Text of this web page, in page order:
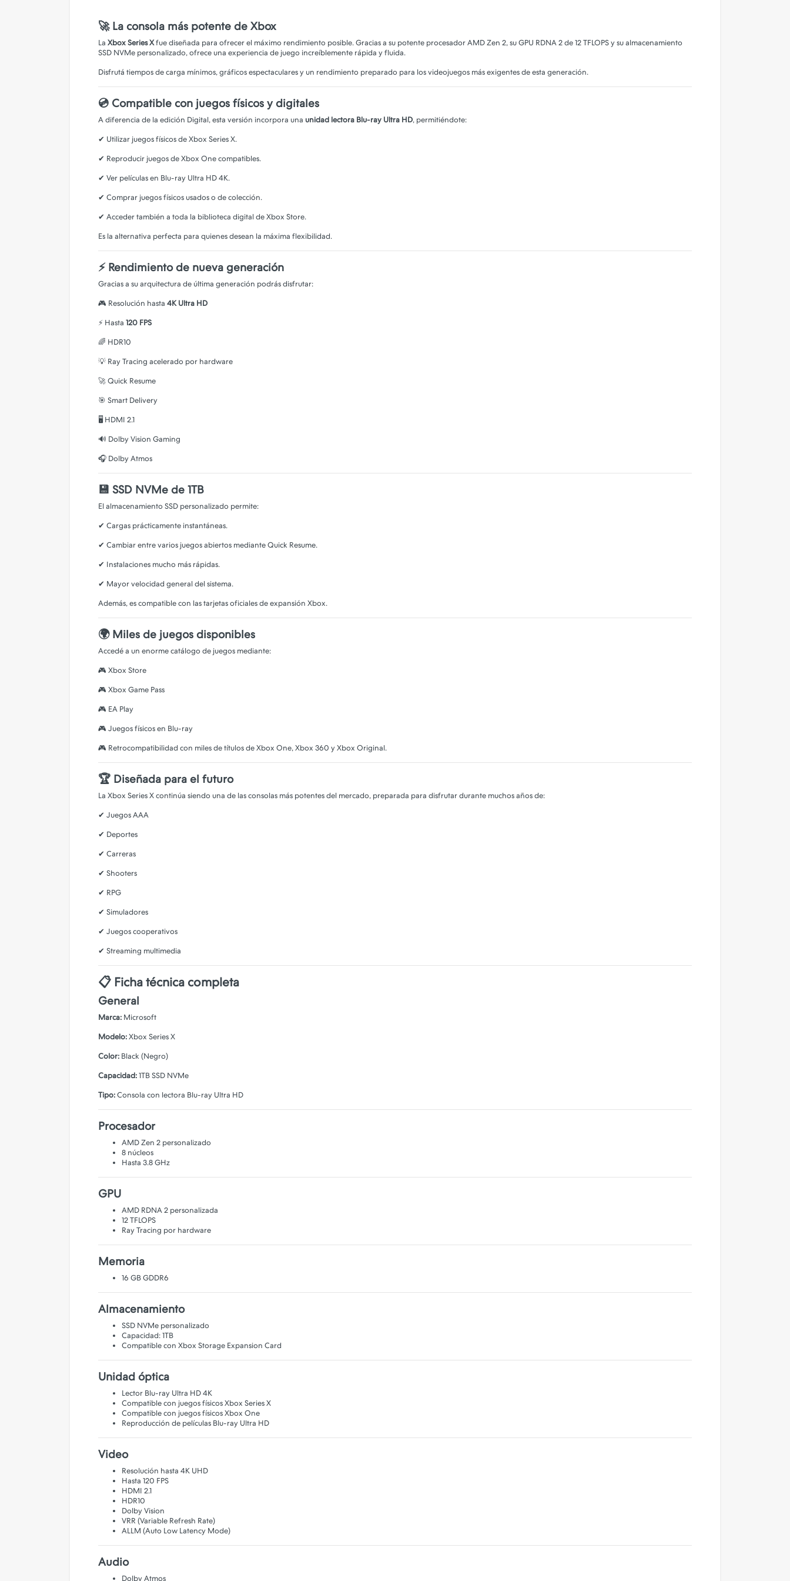
🚀 La consola más potente de Xbox
La Xbox Series Xfue diseñada para ofrecer el máximo rendimiento posible. Gracias a su potente procesador AMD Zen 2, su GPU RDNA 2 de 12 TFLOPS y su almacenamiento
SSD NVMe personalizado, ofrece una experiencia de juego increíblemente rápida y fluida.
Disfrutá tiempos de carga mínimos, gráficos espectaculares y un rendimiento preparado para los videojuegos más exigentes de esta generación.
💿 Compatible con juegos físicos y digitales
A diferencia de la edición Digital, esta versión incorpora una unidad lectora Blu-ray Ultra HD, permitiéndote:
✔ Utilizar juegos físicos de Xbox Series X.
✔ Reproducir juegos de Xbox One compatibles.
✔ Ver películas en Blu-ray Ultra HD 4K.
✔ Comprar juegos físicos usados o de colección.
✔ Acceder también a toda la biblioteca digital de Xbox Store.
Es la alternativa perfecta para quienes desean la máxima flexibilidad.
⚡ Rendimiento de nueva generación
Gracias a su arquitectura de última generación podrás disfrutar:
🎮 Resolución hasta 4K Ultra HD
⚡ Hasta 120 FPS
🌈 HDR10
💡 Ray Tracing acelerado por hardware
🚀 Quick Resume
🎯 Smart Delivery
🖥 HDMI 2.1
🔊 Dolby Vision Gaming
🎧 Dolby Atmos
💾 SSD NVMe de 1TB
El almacenamiento SSD personalizado permite:
✔ Cargas prácticamente instantáneas.
✔ Cambiar entre varios juegos abiertos mediante Quick Resume.
✔ Instalaciones mucho más rápidas.
✔ Mayor velocidad general del sistema.
Además, es compatible con las tarjetas oficiales de expansión Xbox.
🌍 Miles de juegos disponibles
Accedé a un enorme catálogo de juegos mediante:
🎮 Xbox Store
🎮 Xbox Game Pass
🎮 EA Play
🎮 Juegos físicos en Blu-ray
🎮 Retrocompatibilidad con miles de títulos de Xbox One, Xbox 360 y Xbox Original.
🏆 Diseñada para el futuro
La Xbox Series X continúa siendo una de las consolas más potentes del mercado, preparada para disfrutar durante muchos años de:
✔ Juegos AAA
✔ Deportes
✔ Carreras
✔ Shooters
✔ RPG
✔ Simuladores
✔ Juegos cooperativos
✔ Streaming multimedia
📋 Ficha técnica completa
General
Marca: Microsoft
Modelo: Xbox Series X
Color: Black (Negro)
Capacidad: 1TB SSD NVMe
Tipo: Consola con lectora Blu-ray Ultra HD
Procesador
AMD Zen 2 personalizado
8 núcleos
Hasta 3.8 GHz
GPU
AMD RDNA 2 personalizada
12 TFLOPS
Ray Tracing por hardware
Memoria
16 GB GDDR6
Almacenamiento
SSD NVMe personalizado
Capacidad: 1TB
Compatible con Xbox Storage Expansion Card
Unidad óptica
Lector Blu-ray Ultra HD 4K
Compatible con juegos físicos Xbox Series X
Compatible con juegos físicos Xbox One
Reproducción de películas Blu-ray Ultra HD
Video
Resolución hasta 4K UHD
Hasta 120 FPS
HDMI 2.1
HDR10
Dolby Vision
VRR (Variable Refresh Rate)
ALLM (Auto Low Latency Mode)
Audio
Dolby Atmos